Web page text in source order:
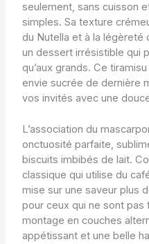
seulement, sans cuisson
simples. Sa texture
du Nutella et à la légèreté
un dessert irrésistible qui
qu’aux grands. Ce
envie sucrée de dernière
vos invités avec une
L’association du
onctuosité parfaite,
biscuits imbibés de lait.
classique qui utilise du
mise sur une saveur plus
pour ceux qui ne sont pas
montage en couches
appétissant et une belle